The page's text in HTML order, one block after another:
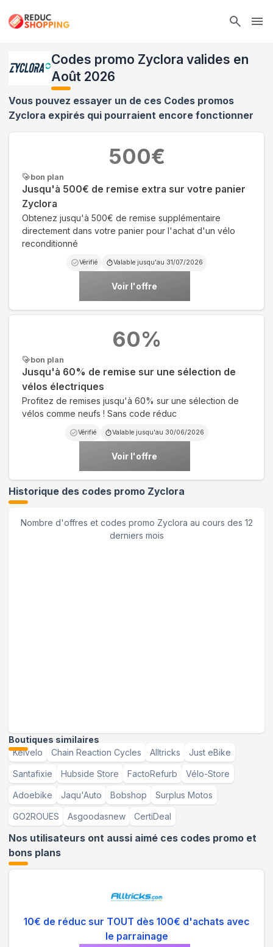
Codes promo Zyclora valides en
Août 2026
Vous pouvez essayer un de ces Codes promos
Zyclora expirés qui pourraient encore fonctionner
bon plan
Jusqu'à 500€ de remise extra sur votre panier
Zyclora
Obtenez jusqu'à 500€ de remise supplémentaire
directement dans votre panier pour l'achat d'un vélo
reconditionné
Vérifié Valable jusqu'au 31/07/2026
Voir l'offre
500€
bon plan
Jusqu'à 60% de remise sur une sélection de
vélos électriques
Profitez de remises jusqu'à 60% sur une sélection de
vélos comme neufs ! Sans code réduc
Vérifié Valable jusqu'au 30/06/2026
Voir l'offre
60%
Historique des codes promo Zyclora
Nombre d'offres et codes promo Zyclora au cours des 12
derniers mois
Boutiques similaires
Kelvelo
Chain Reaction Cycles Alltricks Just eBike
Santafixie Hubside Store FactoRefurb Vélo-Store
Adoebike Jaqu'Auto Bobshop Surplus Motos
GO2ROUES Asgoodasnew CertiDeal
Nos utilisateurs ont aussi aimé ces codes promo et
bons plans
10€ de réduc sur TOUT dès 100€ d'achats avec
le parrainage